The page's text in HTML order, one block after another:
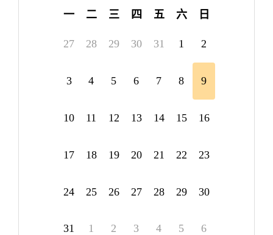
一
二 三 四 五 六 日
27 28 29 30 31 1 2
3 4 5 6 7 8 9
10 11 12 13 14 15 16
17 18 19 20 21 22 23
24 25 26 27 28 29 30
31 1 2 3 4 5 6